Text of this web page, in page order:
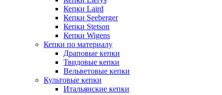
Кепки Laird
Кепки Seeberger
Кепки Stetson
Кепки Wigens
Кепки по материалу
Драповые кепки
Твидовые кепки
Вельветовые кепки
Культовые кепки
Итальянские кепки